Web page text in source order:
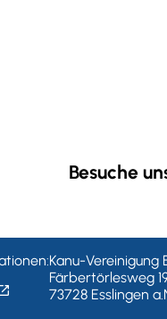
Besuche
Kanu-Vereinigung
Färbertörlesweg
73728 Esslingen